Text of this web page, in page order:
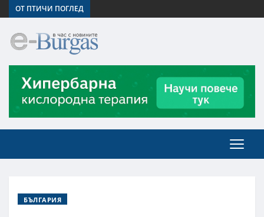
ОТ ПТИЧИ ПОГЛЕД
БЪЛГАРИЯ